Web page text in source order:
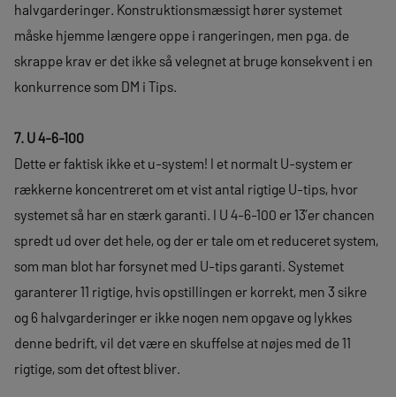
halvgarderinger. Konstruktionsmæssigt hører systemet
måske hjemme længere oppe i rangeringen, men pga. de
skrappe krav er det ikke så velegnet at bruge konsekvent i en
konkurrence som DM i Tips.
7. U 4-6-100
Dette er faktisk ikke et u-system! I et normalt U-system er
rækkerne koncentreret om et vist antal rigtige U-tips, hvor
systemet så har en stærk garanti. I U 4-6-100 er 13’er chancen
spredt ud over det hele, og der er tale om et reduceret system,
som man blot har forsynet med U-tips garanti. Systemet
garanterer 11 rigtige, hvis opstillingen er korrekt, men 3 sikre
og 6 halvgarderinger er ikke nogen nem opgave og lykkes
denne bedrift, vil det være en skuffelse at nøjes med de 11
rigtige, som det oftest bliver.